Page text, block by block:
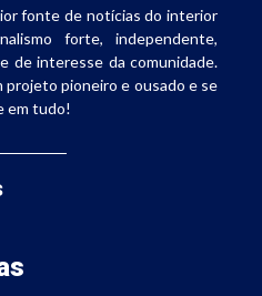
fonte de notícias do interior
forte, independente,
de interesse da comunidade.
projeto pioneiro e ousado e se
em tudo!